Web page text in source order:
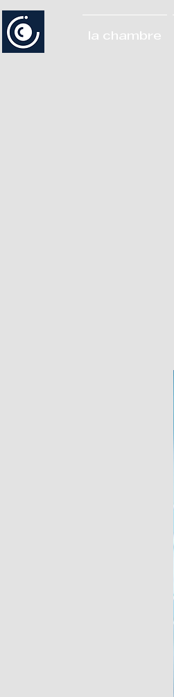
la chambre